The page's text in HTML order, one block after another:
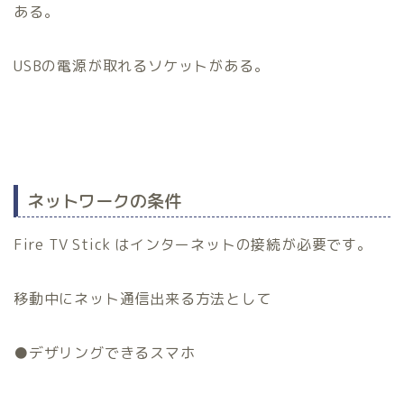
ある。
USBの電源が取れるソケットがある。
ネットワークの条件
Fire TV Stick はインターネットの接続が必要です。
移動中にネット通信出来る方法として
●デザリングできるスマホ